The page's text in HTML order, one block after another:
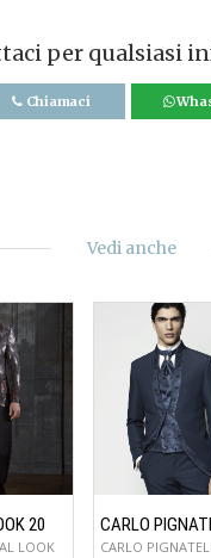
per qualsiasi
Chiamaci
Vedi anche
20
LOOK